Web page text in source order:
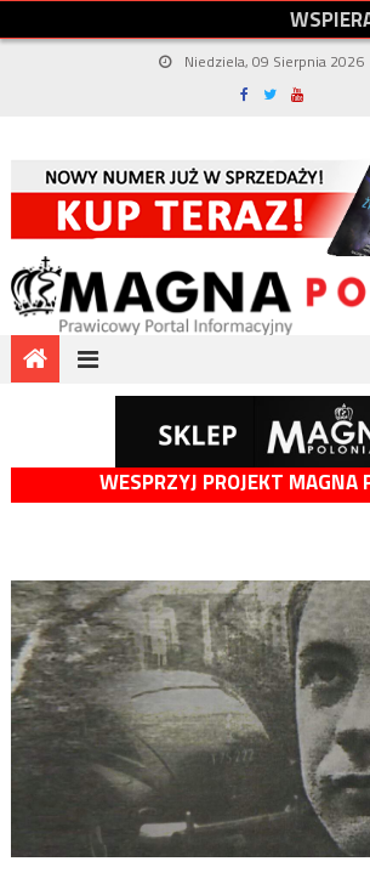
WSPIER
Niedziela, 09 Sierpnia 2026
WESPRZYJ PROJEKT MAGNA